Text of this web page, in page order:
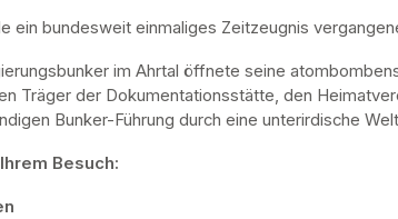
ein bundesweit einmaliges Zeitzeugnis
im Ahrtal öffnete seine
Träger der Dokumentationsstätte, den
Bunker-Führung durch eine unterirdische
Besuch: